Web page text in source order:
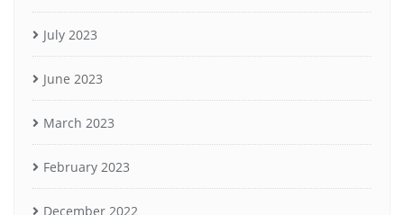
July 2023
June 2023
March 2023
February 2023
December 2022